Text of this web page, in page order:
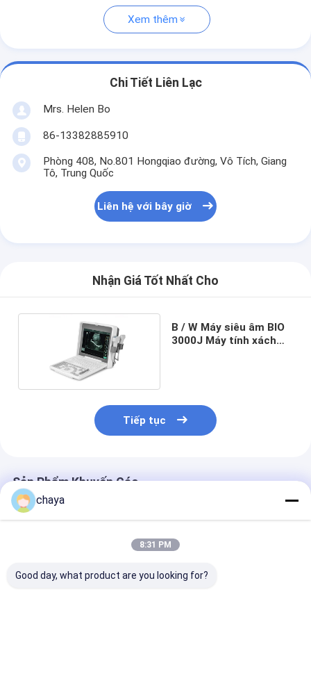
Xem thêm
Chi Tiết Liên Lạc
Mrs. Helen Bo
86-13382885910
Phòng 408, No.801 Hongqiao đường, Vô Tích, Giang
Tô, Trung Quốc
Liên hệ với bây giờ
Nhận Giá Tốt Nhất Cho
B / W Máy siêu âm BIO
3000J Máy tính xách
Tiếp tục
Sản Phẩm Khuyến Cáo
chaya
8:31 PM
Good day, what product are you looking for?